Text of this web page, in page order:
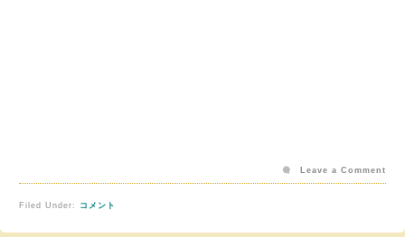
Filed Under: コメント
Leave a Comment